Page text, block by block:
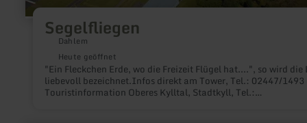
Segelfliegen
Dahlem
Heute geöffnet
"Ein Fleckchen Erde, wo die Freizeit Flügel hat....", so wird die
liebevoll bezeichnet.Infos direkt am Tower, Tel.: 02447/1493
Touristinformation Oberes Kylltal, Stadtkyll, Tel.: